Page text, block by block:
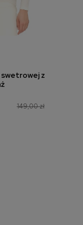
z
149,00 zł